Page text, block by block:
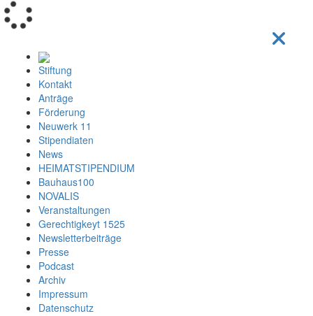
Stiftung
Kontakt
Anträge
Förderung
Neuwerk 11
Stipendiaten
News
HEIMATSTIPENDIUM
Bauhaus100
NOVALIS
Veranstaltungen
Gerechtigkeyt 1525
Newsletterbeiträge
Presse
Podcast
Archiv
Impressum
Datenschutz